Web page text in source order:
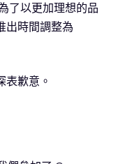
了以更加理想的品
出時間調整為
表歉意。